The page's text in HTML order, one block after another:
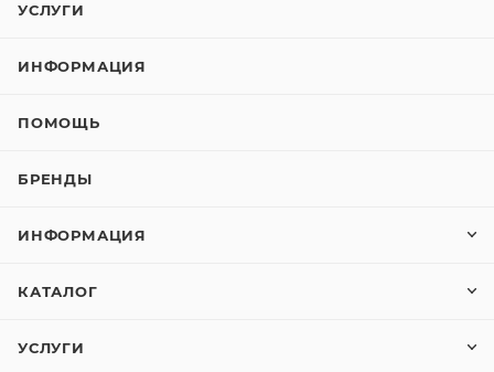
УСЛУГИ
ИНФОРМАЦИЯ
ПОМОЩЬ
БРЕНДЫ
ИНФОРМАЦИЯ
КАТАЛОГ
УСЛУГИ